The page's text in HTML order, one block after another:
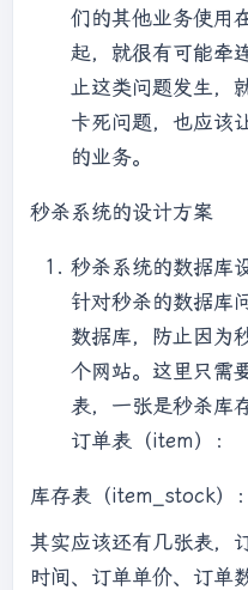
们的其他业务使用
起，就很有可能牵
止这类问题发生，
卡死问题，也应该
的业务。
秒杀系统的设计方案
秒杀系统的数据库
针对秒杀的数据库
数据库，防止因为
个网站。这里只需
表，一张是秒杀库
订单表（item）：
库存表（item_stock）：
其实应该还有几张表，
时间、订单单价、订单